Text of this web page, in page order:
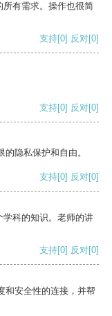
有需求。操作也很简
支持[0] 反对[0]
支持[0] 反对[0]
隐私保护和自由。
支持[0] 反对[0]
科的知识。老师的讲
支持[0] 反对[0]
和安全性的连接，并帮